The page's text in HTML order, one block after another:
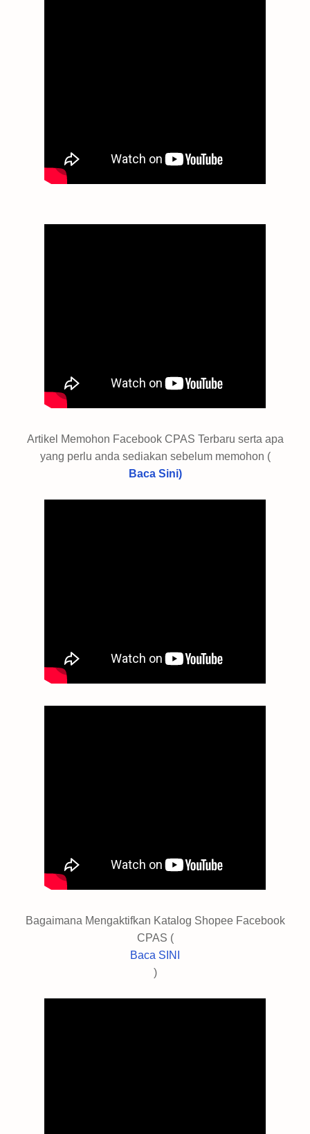
Artikel Memohon Facebook CPAS Terbaru serta apa
yang perlu anda sediakan sebelum memohon (
Baca Sini)
Bagaimana Mengaktifkan Katalog Shopee Facebook
CPAS (
Baca SINI
)